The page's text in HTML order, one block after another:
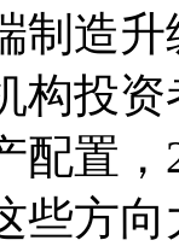
制造
构投
配置
些方